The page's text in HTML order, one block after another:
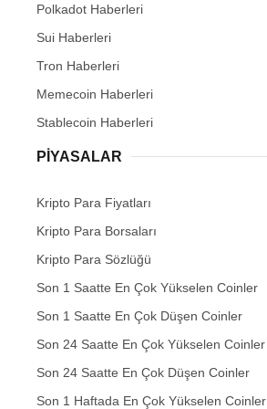
Polkadot Haberleri
Sui Haberleri
Tron Haberleri
Memecoin Haberleri
Stablecoin Haberleri
PIYASALAR
Kripto Para Fiyatları
Kripto Para Borsaları
Kripto Para Sözlüğü
Son 1 Saatte En Çok Yükselen Coinler
Son 1 Saatte En Çok Düşen Coinler
Son 24 Saatte En Çok Yükselen Coinler
Son 24 Saatte En Çok Düşen Coinler
Son 1 Haftada En Çok Yükselen Coinler